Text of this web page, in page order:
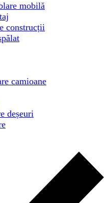
mobilă
construcții
camioane
deșeuri